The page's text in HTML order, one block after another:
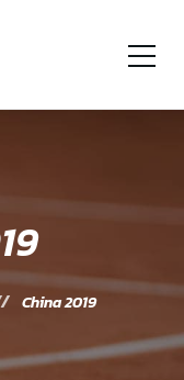
China 2019